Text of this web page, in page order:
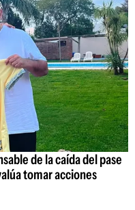
de la caída del pase
tomar acciones